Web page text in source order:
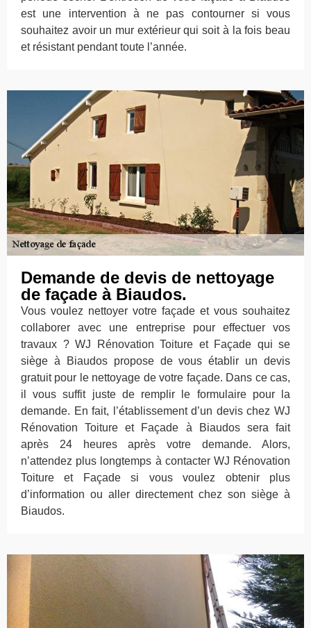
est une intervention à ne pas contourner si vous
souhaitez avoir un mur extérieur qui soit à la fois beau
et résistant pendant toute l’année.
Demande de devis de nettoyage
de façade à Biaudos.
Vous voulez nettoyer votre façade et vous souhaitez
collaborer avec une entreprise pour effectuer vos
travaux ? WJ Rénovation Toiture et Façade qui se
siège à Biaudos propose de vous établir un devis
gratuit pour le nettoyage de votre façade. Dans ce cas,
il vous suffit juste de remplir le formulaire pour la
demande. En fait, l’établissement d’un devis chez WJ
Rénovation Toiture et Façade à Biaudos sera fait
après 24 heures après votre demande. Alors,
n’attendez plus longtemps à contacter WJ Rénovation
Toiture et Façade si vous voulez obtenir plus
d’information ou aller directement chez son siège à
Biaudos.